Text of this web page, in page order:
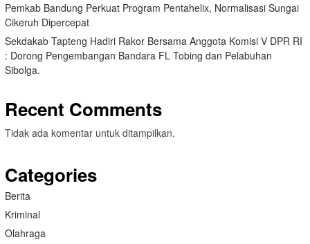
Pemkab Bandung Perkuat Program Pentahelix, Normalisasi Sungai
Cikeruh Dipercepat
Sekdakab Tapteng Hadiri Rakor Bersama Anggota Komisi V DPR RI
: Dorong Pengembangan Bandara FL Tobing dan Pelabuhan
Sibolga.
Recent Comments
Tidak ada komentar untuk ditampilkan.
Categories
Berita
Kriminal
Olahraga